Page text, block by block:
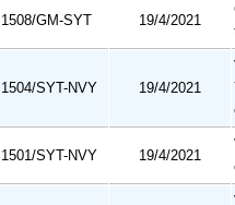
1508/GM-SYT 19/4/2021
1504/SYT-NVY 19/4/2021
1501/SYT-NVY 19/4/2021